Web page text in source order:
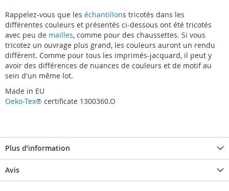
Rappelez-vous que les échantillons tricotés dans les
différentes couleurs et présentés ci-dessous ont été tricotés
avec peu de mailles, comme pour des chaussettes. Si vous
tricotez un ouvrage plus grand, les couleurs auront un rendu
différent. Comme pour tous les imprimés-jacquard, il peut y
avoir des différences de nuances de couleurs et de motif au
sein d'un même lot.
Made in EU
Oeko-Tex® certificate 1300360.O
Plus d’information
Avis